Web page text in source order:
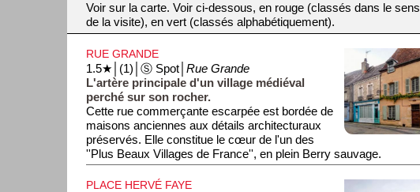
Voir sur la carte. Voir ci-dessous, en rouge (classés dans le sens
de la visite), en vert (classés alphabétiquement).
RUE GRANDE
1.5★│(1)│Ⓢ Spot│Rue Grande
L'artère principale d'un village médiéval
perché sur son rocher.
Cette rue commerçante escarpée est bordée de
maisons anciennes aux détails architecturaux
préservés. Elle constitue le cœur de l'un des
''Plus Beaux Villages de France'', en plein Berry sauvage.
PLACE HERVÉ FAYE